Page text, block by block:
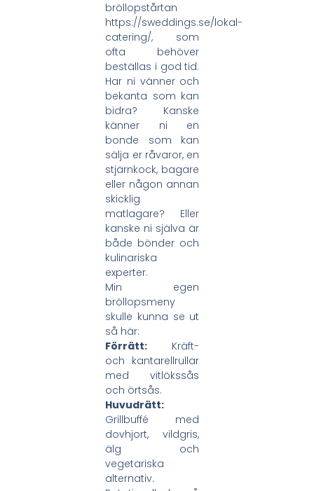
bröllopstårtan
https://sweddings.se/lokal-
catering/, som
ofta behöver
beställas i god tid.
Har ni vänner och
bekanta som kan
bidra? Kanske
känner ni en
bonde som kan
sälja er råvaror, en
stjärnkock, bagare
eller någon annan
skicklig
matlagare? Eller
kanske ni själva är
både bönder och
kulinariska
experter.
Min egen
bröllopsmeny
skulle kunna se ut
så här:
Förrätt: Kräft-
och kantarellrullar
med vitlökssås
och örtsås.
Huvudrätt:
Grillbuffé med
dovhjort, vildgris,
älg och
vegetariska
alternativ.